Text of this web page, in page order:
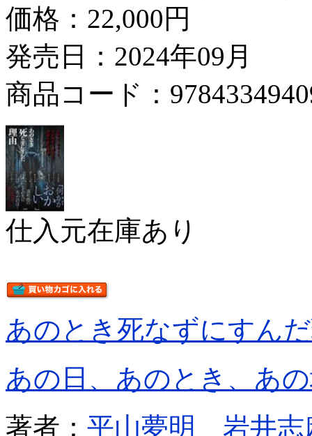
価格： 22,000円
発売日：2024年09月
商品コード：
仕入元在庫あり
あのとき死なずにすん
あの日、あのとき、あ
著者： 平山夢明 岩井志